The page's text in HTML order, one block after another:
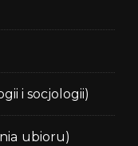
i socjologii)
ubioru)